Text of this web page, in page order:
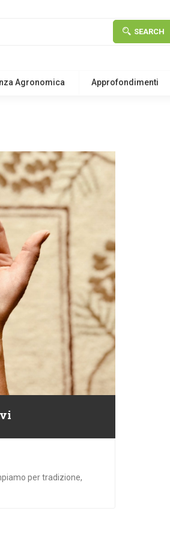
SEARCH
Agronomica Approfondimenti
per tradizione,